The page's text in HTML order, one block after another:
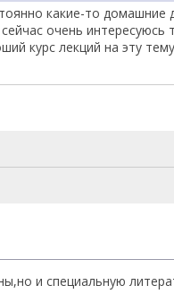
какие-то домашние
очень интересуюсь
курс лекций на эту
и специальную